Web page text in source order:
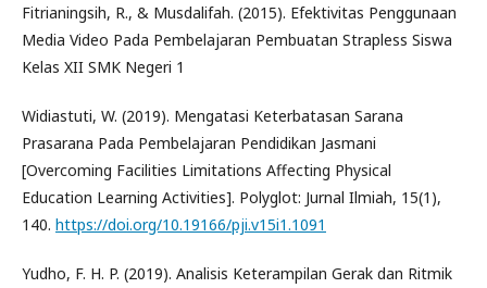
Fitrianingsih, R., & Musdalifah. (2015). Efektivitas Penggunaan
Media Video Pada Pembelajaran Pembuatan Strapless Siswa
Kelas XII SMK Negeri 1
Widiastuti, W. (2019). Mengatasi Keterbatasan Sarana
Prasarana Pada Pembelajaran Pendidikan Jasmani
[Overcoming Facilities Limitations Affecting Physical
Education Learning Activities]. Polyglot: Jurnal Ilmiah, 15(1),
140. https://doi.org/10.19166/pji.v15i1.1091
Yudho, F. H. P. (2019). Analisis Keterampilan Gerak dan Ritmik